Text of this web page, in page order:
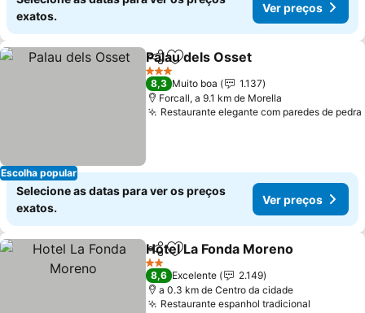
exatos.
Ver preços
Escolha popular
PartilharAdicionar aos favoritos
Palau dels Osset
3 Estrelas
8,3 Muito boa
1.137
Forcall, a 9.1 km de Morella
Restaurante elegante com paredes de pedra
Selecione as datas para ver os preços
exatos.
Ver preços
PartilharAdicionar aos favoritos
Hotel La Fonda Moreno
2 Estrelas
8,6 Excelente
2.149
a 0.3 km de Centro da cidade
Restaurante espanhol tradicional